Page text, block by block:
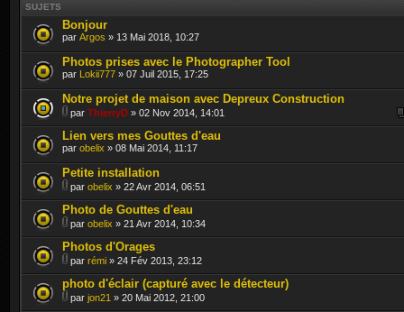
SUJETS
Bonjour
par Argos » 13 Mai 2018, 10:27
Photos prises avec le Photographer Tool
par Lokii777 » 07 Juil 2015, 17:25
Notre projet de maison avec Depreux Construction
par ThierryD » 02 Nov 2014, 14:01
Lien vers mes Gouttes d'eau
par obelix » 08 Mai 2014, 11:17
Petite installation
par obelix » 22 Avr 2014, 06:51
Photo de Gouttes d'eau
par obelix » 21 Avr 2014, 10:34
Photos d'Orages
par rémi » 24 Fév 2013, 23:12
photo d'éclair (capturé avec le détecteur)
par jon21 » 20 Mai 2012, 21:00